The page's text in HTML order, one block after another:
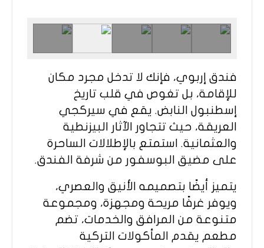
فندق إربوي، فإنك لا تدخل مجرد مكان
للإقامة، بل تغوص في قلب تاريخ
إسطنبول النابض. يقع في سيركجي
العريقة، حيث تتجاور الآثار البيزنطية
والعثمانية. استمتع بالإطلالات الساحرة
على مضيق البوسفور من شرفة الفندق.
يتميز أيضًا بتصميمه الأنيق والعصري،
ويوفر غرفًا مريحة ومجهزة، ومجموعة
متنوعة من المرافق والخدمات، تضم
مطعم يقدم المأكولات التركية